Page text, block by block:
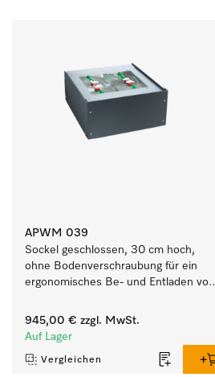
APWM 039
Sockel geschlossen, 30 cm hoch,
ohne Bodenverschraubung für ein
ergonomisches Be- und Entladen von
945,00 € zzgl. MwSt.
Auf Lager
Vergleichen